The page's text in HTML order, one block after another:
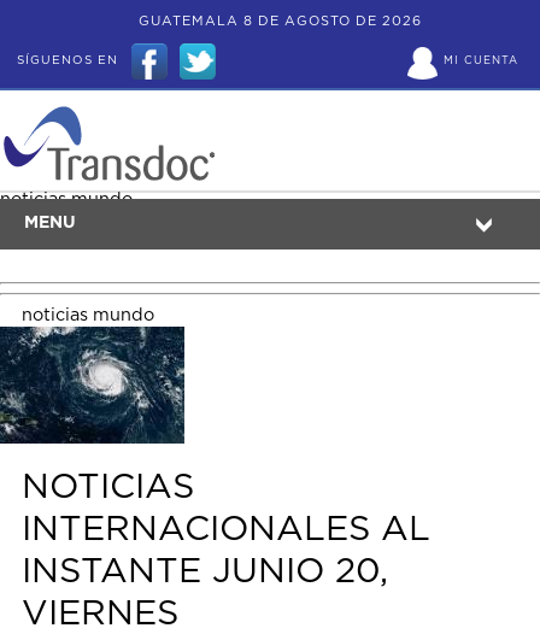
GUATEMALA 8 DE AGOSTO DE 2026
MI CUENTA
SÍGUENOS EN
MENU
noticias mundo
noticias mundo
NOTICIAS
INTERNACIONALES AL
INSTANTE JUNIO 20,
VIERNES